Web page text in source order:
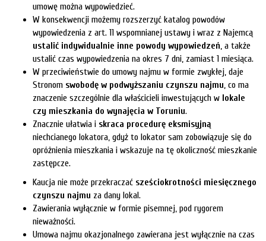
umowę można wypowiedzieć.
W konsekwencji możemy rozszerzyć katalog powodów
wypowiedzenia z art. 11 wspomnianej ustawy i wraz z Najemcą
ustalić indywidualnie inne powody wypowiedzeń, a także
ustalić czas wypowiedzenia na okres 7 dni, zamiast 1 miesiąca.
W przeciwieństwie do umowy najmu w formie zwykłej, daje
Stronom swobodę w podwyższaniu czynszu najmu, co ma
znaczenie szczególnie dla właścicieli inwestujących w lokale
czy mieszkania do wynajęcia w Toruniu.
Znacznie ułatwia i skraca procedurę eksmisyjną
niechcianego lokatora, gdyż to lokator sam zobowiązuje się do
opróżnienia mieszkania i wskazuje na tę okoliczność mieszkanie
zastępcze.
Kaucja nie może przekraczać sześciokrotności miesięcznego
czynszu najmu za dany lokal.
Zawierania wyłącznie w formie pisemnej, pod rygorem
nieważności.
Umowa najmu okazjonalnego zawierana jest wyłącznie na czas